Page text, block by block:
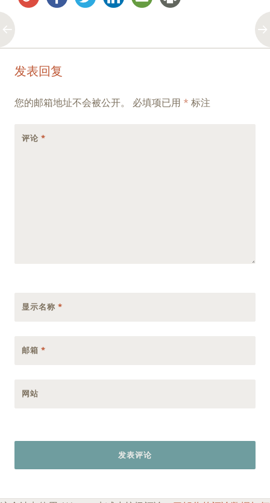
Post
navigation
发表回复
您的邮箱地址不会被公开。 必填项已用 * 标注
评论 *
显示名称 *
邮箱 *
网站